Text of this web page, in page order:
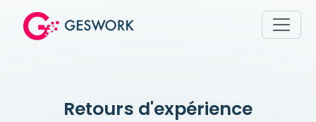
Retours d'expérience